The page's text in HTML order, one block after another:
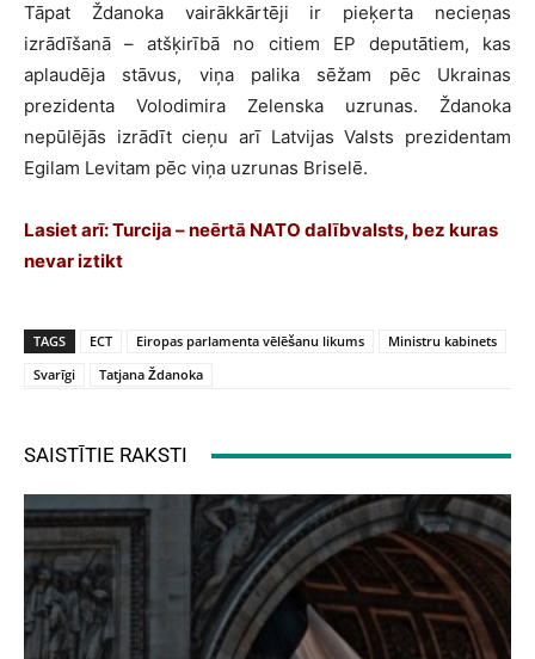
Tāpat Ždanoka vairākkārtēji ir pieķerta necieņas
izrādīšanā – atšķirībā no citiem EP deputātiem, kas
aplaudēja stāvus, viņa palika sēžam pēc Ukrainas
prezidenta Volodimira Zelenska uzrunas. Ždanoka
nepūlējās izrādīt cieņu arī Latvijas Valsts prezidentam
Egilam Levitam pēc viņa uzrunas Briselē.
Lasiet arī:Turcija – neērtā NATO dalībvalsts, bez kuras
nevar iztikt
TAGS ECT Eiropas parlamenta vēlēšanu likums
Ministru kabinets
Svarīgi
Tatjana Ždanoka
SAISTĪTIE RAKSTI